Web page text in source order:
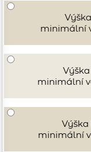
minimální
minimální
Výška
minimální